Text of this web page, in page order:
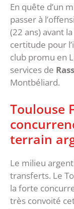
En quête d’un
passer à
(22 ans) avant
certitude pour
club promu en
services de
Montbéliard.
Toulouse
terrain
Le milieu
transferts. Le
la forte
très convoité